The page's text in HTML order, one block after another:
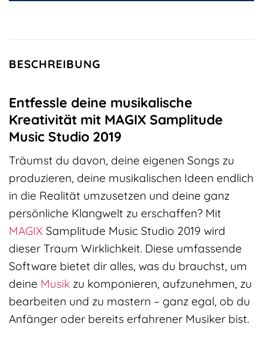
BESCHREIBUNG
Entfessle deine musikalische
Kreativität mit MAGIX Samplitude
Music Studio 2019
Träumst du davon, deine eigenen Songs zu
produzieren, deine musikalischen Ideen endlich
in die Realität umzusetzen und deine ganz
persönliche Klangwelt zu erschaffen? Mit
MAGIX Samplitude Music Studio 2019 wird
dieser Traum Wirklichkeit. Diese umfassende
Software bietet dir alles, was du brauchst, um
deine Musik zu komponieren, aufzunehmen, zu
bearbeiten und zu mastern – ganz egal, ob du
Anfänger oder bereits erfahrener Musiker bist.